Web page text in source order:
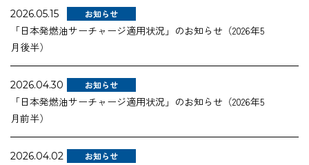
2026.05.15 お知らせ
「日本発燃油サーチャージ適用状況」のお知らせ（2026年5
月後半）
2026.04.30 お知らせ
「日本発燃油サーチャージ適用状況」のお知らせ（2026年5
月前半）
2026.04.02 お知らせ